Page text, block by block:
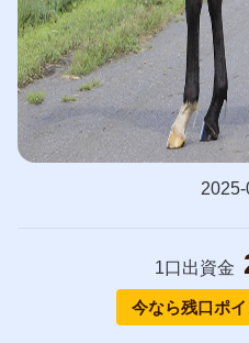
1口出資金
今なら残口ポイ